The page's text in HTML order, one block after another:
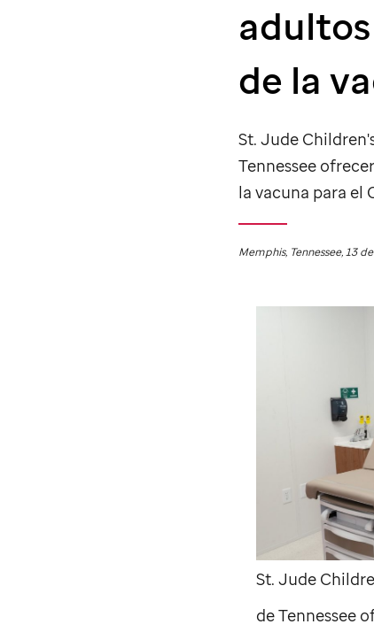
de la
St. Jude
Tennessee
la vacuna para el
Memphis, Tennessee, 13
St. Jude
de Tennessee